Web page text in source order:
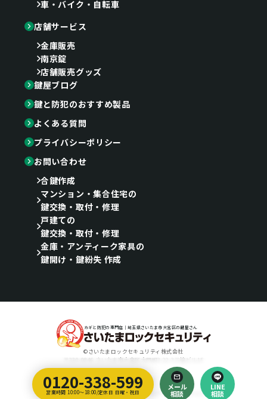
0120-338-599
営業時間 10:00～18:00/定休日 日曜・祝日
メール
相談
LINE
相談
車・バイク・自転車
店舗サービス
金庫販売
南京錠
店舗販売グッズ
鍵屋ブログ
鍵と防犯のおすすめ製品
よくある質問
プライバシーポリシー
お問い合わせ
合鍵作成
マンション・集合住宅の
鍵交換・取付・修理
戸建ての
鍵交換・取付・修理
金庫・アンティーク家具の
鍵開け・鍵紛失 作成
カギと防犯の専門店｜埼玉県さいたま市大宮区の鍵屋さん
©さいたまロックセキュリティ株式会社
〒330-0846 さいたま市大宮区大門町3-22-3三協ビル1F
Designed by
埼玉のホームページ制作会社｜ティラノ・クリエイティブ・アーツ